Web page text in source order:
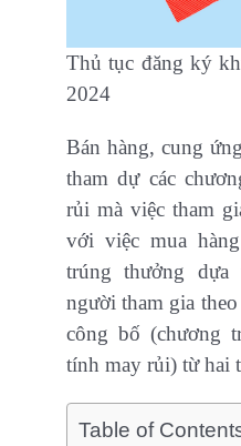
Thủ tục đăng ký
2024
Bán hàng, cung
tham dự các
rủi mà việc tham
với việc mua
trúng thưởng dựa
người tham gia
công bố (chương
tính may rủi) từ hai
Table of